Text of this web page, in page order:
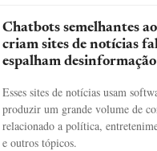
Chatbots semelhantes
criam sites de notícias
espalham desinformação
Esses sites de notícias usam
produzir um grande volume de
relacionado a política,
e outros tópicos.